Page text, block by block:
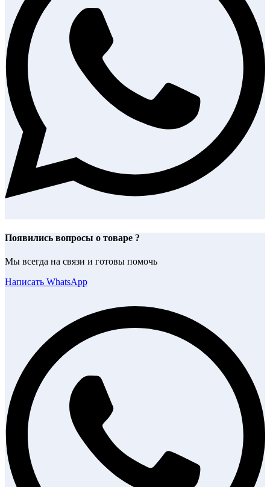
Появились вопросы о товаре ?
Мы всегда на связи и готовы помочь
Написать WhatsApp